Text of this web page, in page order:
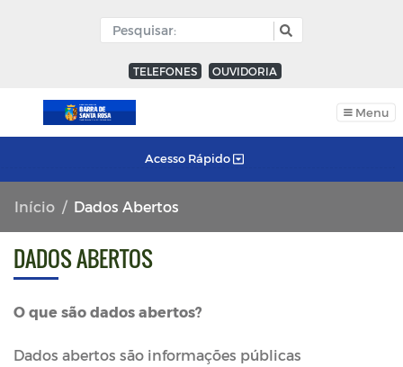
TELEFONES OUVIDORIA
Menu
Acesso Rápido
Início Dados Abertos
DADOS ABERTOS
O que são dados abertos?
Dados abertos são informações públicas